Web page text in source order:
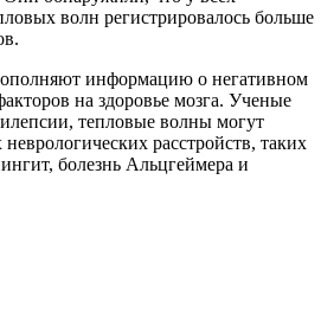
волн регистрировалось больше
информацию о негативном
на здоровье мозга. Ученые
тепловые волны могут
расстройств, таких
болезнь Альцгеймера и